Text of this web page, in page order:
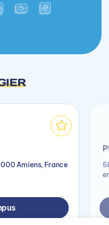
Amiens, France